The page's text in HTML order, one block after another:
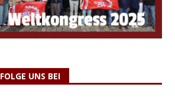
FOLGE UNS BEI